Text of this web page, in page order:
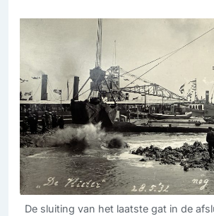
De sluiting van het laatste gat in de